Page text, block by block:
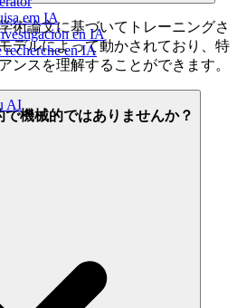
em IA
en IA
recherche en IA
AI
術論文に基づいてトレーニングさ
デルによって動かされており、特
ンスを理解することができます。
機械的ではありませんか？